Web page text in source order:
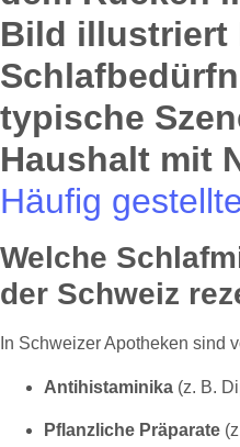
Häufig
Welche
der Schweiz
In Schweizer Apotheken sind
Antihistaminika (z. B.
Pflanzliche Präparate